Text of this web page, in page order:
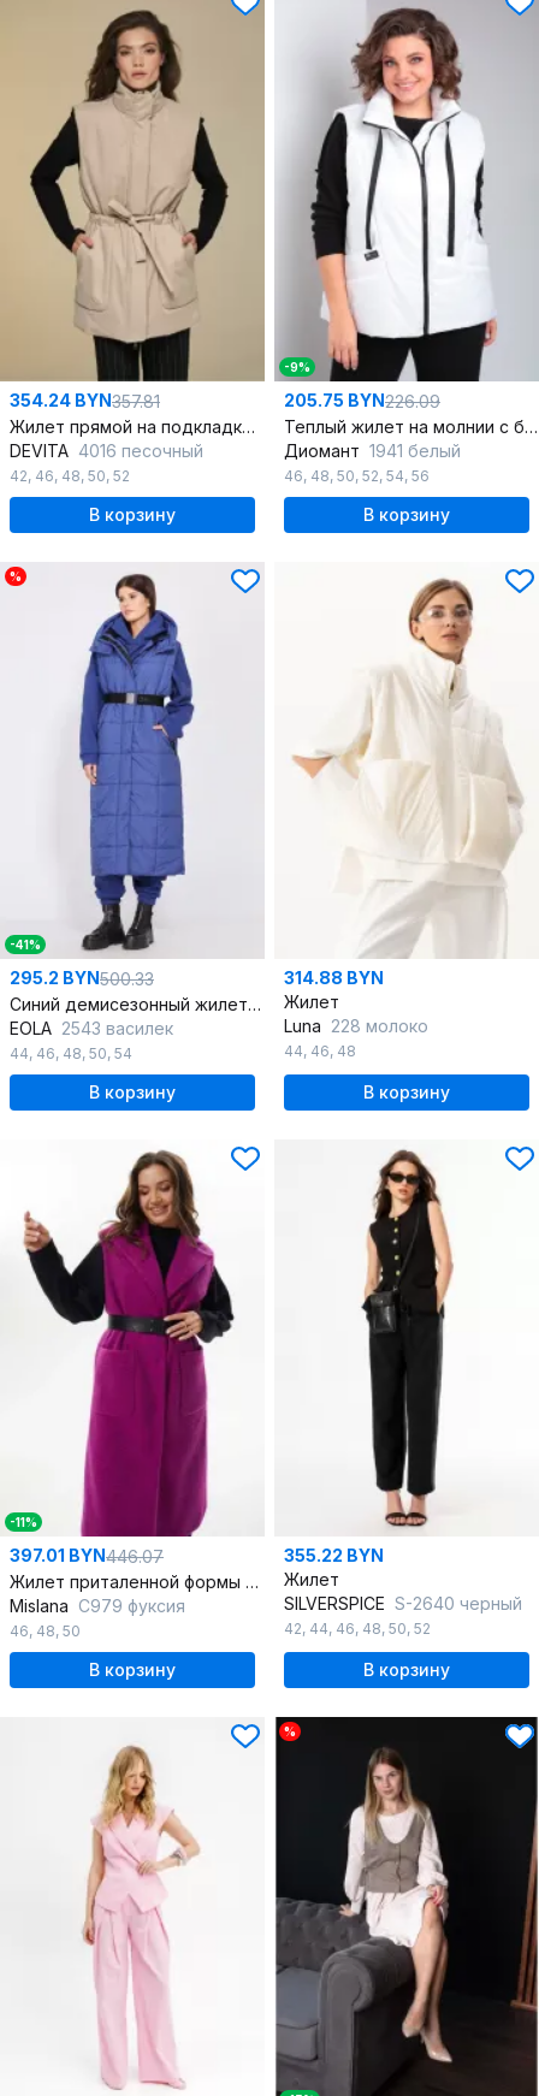
354.24 BYN357.81
Жилет прямой на подкладке с высокой стойкой и поясом
DEVITA 4016 песочный
42, 46, 48, 50, 52
В корзину
-9%
205.75 BYN226.09
Теплый жилет на молнии с боковыми карманами и капюшоном
Диомант 1941 белый
46, 48, 50, 52, 54, 56
В корзину
%
-41%
295.2 BYN500.33
Синий демисезонный жилет из плащевой ткани с капюшоном
EOLA 2543 василек
44, 46, 48, 50, 54
В корзину
314.88 BYN
Жилет
Luna 228 молоко
44, 46, 48
В корзину
-11%
397.01 BYN446.07
Жилет приталенной формы с карманами и поясом
Mislana С979 фуксия
46, 48, 50
В корзину
355.22 BYN
Жилет
SILVERSPICE S-2640 черный
42, 44, 46, 48, 50, 52
В корзину
%